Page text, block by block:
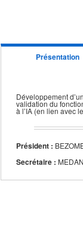
Présentation
Développement
validation du
à l’IA (en lien avec
Président :
Secrétaire :